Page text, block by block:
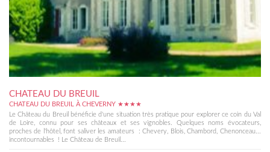
CHATEAU DU BREUIL
CHATEAU DU BREUIL À CHEVERNY ★★★★
Le Château du Breuil bénéficie d'une situation très pratique pour explorer ce coin du Val
de Loire, connu pour ses châteaux et ses vignobles. Quelques noms évocateurs,
proches de l'hôtel, font saliver les amateurs : Chevery, Blois, Chambord, Chenonceau...
incontournables ! Le Château de Breuil...